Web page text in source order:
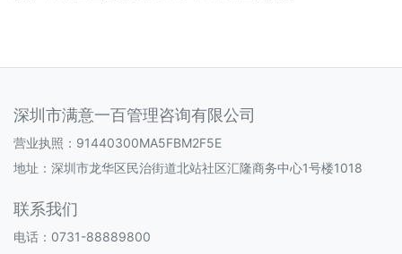
深圳市满意一百管理咨询有限公司
营业执照：91440300MA5FBM2F5E
地址：深圳市龙华区民治街道北站社区汇隆商务中心1号楼1018
联系我们
电话：0731-88889800